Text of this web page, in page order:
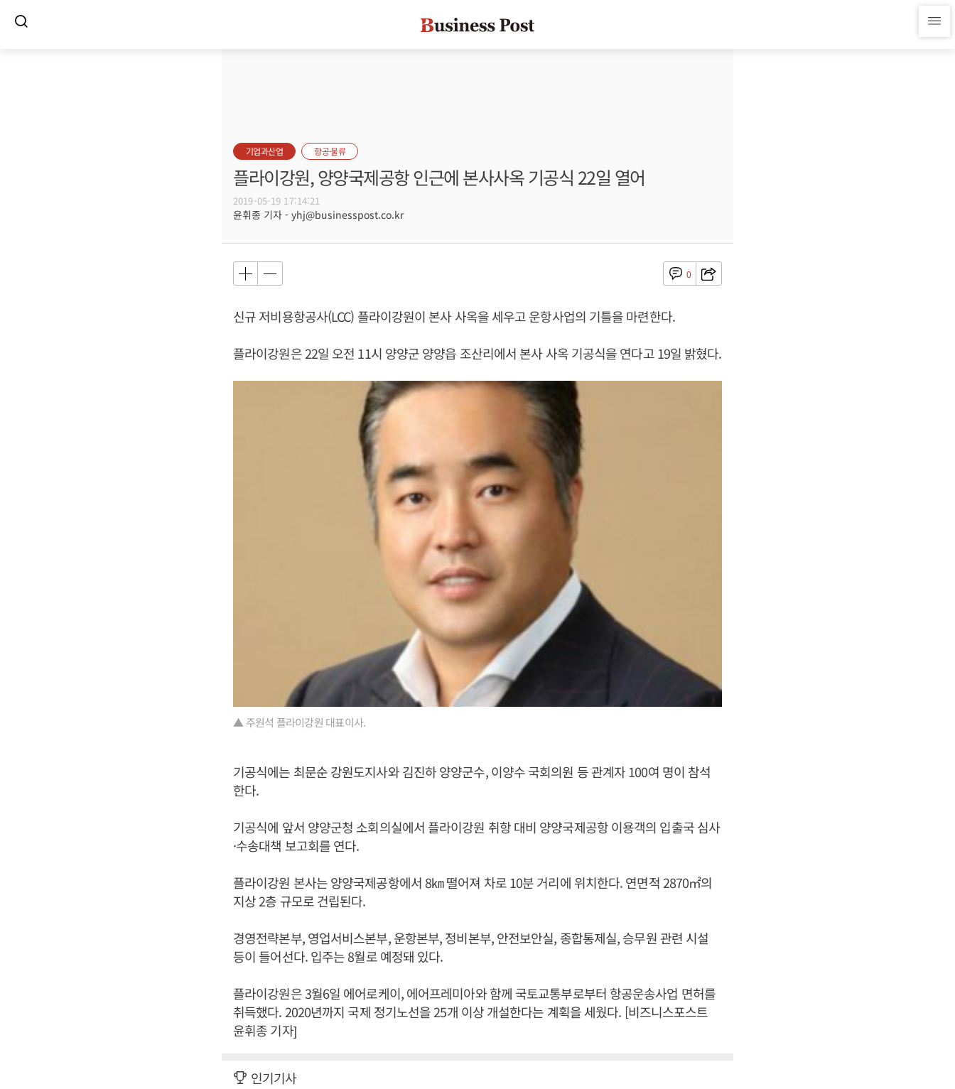
기업과산업 항공·물류
플라이강원, 양양국제공항 인근에 본사사옥 기공식 22일 열어
2019-05-19 17:14:21
윤휘종 기자 - yhj@businesspost.co.kr
0
신규 저비용항공사(LCC) 플라이강원이 본사 사옥을 세우고 운항사업의 기틀을 마련한다.
플라이강원은 22일 오전 11시 양양군 양양읍 조산리에서 본사 사옥 기공식을 연다고 19일 밝혔다.
▲ 주원석 플라이강원 대표이사.
기공식에는 최문순 강원도지사와 김진하 양양군수, 이양수 국회의원 등 관계자 100여 명이 참석
한다.
기공식에 앞서 양양군청 소회의실에서 플라이강원 취항 대비 양양국제공항 이용객의 입출국 심사
·수송대책 보고회를 연다.
플라이강원 본사는 양양국제공항에서 8㎞ 떨어져 차로 10분 거리에 위치한다. 연면적 2870㎡의
지상 2층 규모로 건립된다.
경영전략본부, 영업서비스본부, 운항본부, 정비본부, 안전보안실, 종합통제실, 승무원 관련 시설
등이 들어선다. 입주는 8월로 예정돼 있다.
플라이강원은 3월6일 에어로케이, 에어프레미아와 함께 국토교통부로부터 항공운송사업 면허를
취득했다. 2020년까지 국제 정기노선을 25개 이상 개설한다는 계획을 세웠다. [비즈니스포스트
윤휘종 기자]
인기기사